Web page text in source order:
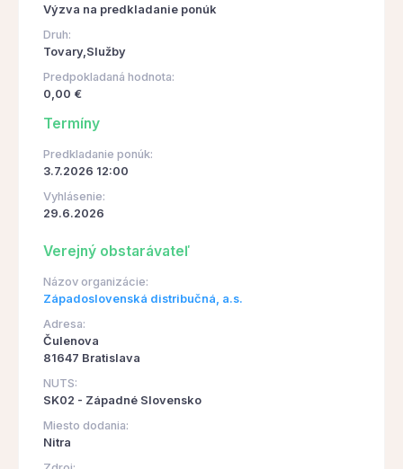
Výzva na predkladanie ponúk
Druh:
Tovary,Služby
Predpokladaná hodnota:
0,00 €
Termíny
Predkladanie ponúk:
3.7.2026 12:00
Vyhlásenie:
29.6.2026
Verejný obstarávateľ
Názov organizácie:
Západoslovenská distribučná, a.s.
Adresa:
Čulenova
81647 Bratislava
NUTS:
SK02 - Západné Slovensko
Miesto dodania:
Nitra